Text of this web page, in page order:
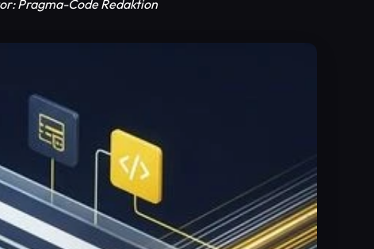
Pragma-Code Redaktion